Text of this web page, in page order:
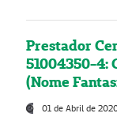
Prestador
51004350-4:
(Nome
01 de Abril de